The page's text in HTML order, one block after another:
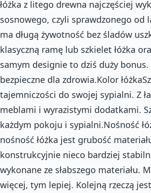
łóżka z litego drewna najczęściej
sosnowego, czyli sprawdzonego od
ma długą żywotność bez śladów
klasyczną ramę lub szkielet łóżka
samym designie to dziś duży
bezpieczne dla zdrowia.Kolor
tajemniczości do swojej sypialni. Z
meblami i wyrazistymi dodatkami.
każdym pokoju i sypialni.Nośność
nośność łóżka jest grubość
konstrukcyjnie nieco bardziej
wykonane ze słabszego materiału.
więcej, tym lepiej. Kolejną rzeczą